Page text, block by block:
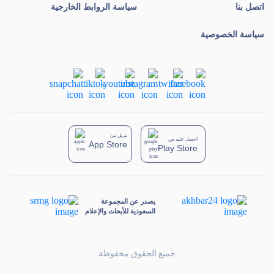
يصدر عن المجموعة
السعودية للأبحاث والإعلام
جميع الحقوق محفوظة
اتصل بنا سياسة الروابط الخارجية
سياسة الخصوصية
تنزيل من
App Store
احصل عليه من
Play Store